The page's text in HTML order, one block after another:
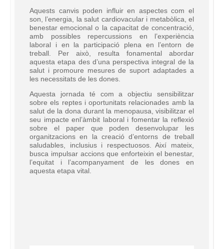
Aquests canvis poden influir en aspectes com el
son, l’energia, la salut cardiovacular i metabòlica, el
benestar emocional o la capacitat de concentració,
amb possibles repercussions en l’experiència
laboral i en la participació plena en l’entorn de
treball. Per això, resulta fonamental abordar
aquesta etapa des d’una perspectiva integral de la
salut i promoure mesures de suport adaptades a
les necessitats de les dones.
Aquesta jornada té com a objectiu sensibilitzar
sobre els reptes i oportunitats relacionades amb la
salut de la dona durant la menopausa, visibilitzar el
seu impacte enl’àmbit laboral i fomentar la reflexió
sobre el paper que poden desenvolupar les
organitzacions en la creació d’entorns de treball
saludables, inclusius i respectuosos. Així mateix,
busca impulsar accions que enforteixin el benestar,
l’equitat i l’acompanyament de les dones en
aquesta etapa vital.